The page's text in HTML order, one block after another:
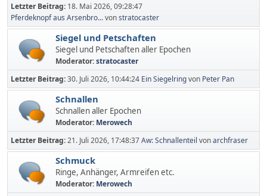
Letzter Beitrag: 18. Mai 2026, 09:28:47
Pferdeknopf aus Arsenbro...vonstratocaster
Siegel und Petschaften
Siegel und Petschaften aller Epochen
Moderator:stratocaster
Letzter Beitrag:30. Juli 2026, 10:44:24 Ein Siegelringvon Peter Pan
Schnallen
Schnallen aller Epochen
Moderator: Merowech
Letzter Beitrag:21. Juli 2026, 17:48:37Aw: Schnallenteil vonarchfraser
Schmuck
Ringe, Anhänger, Armreifen etc.
Moderator: Merowech